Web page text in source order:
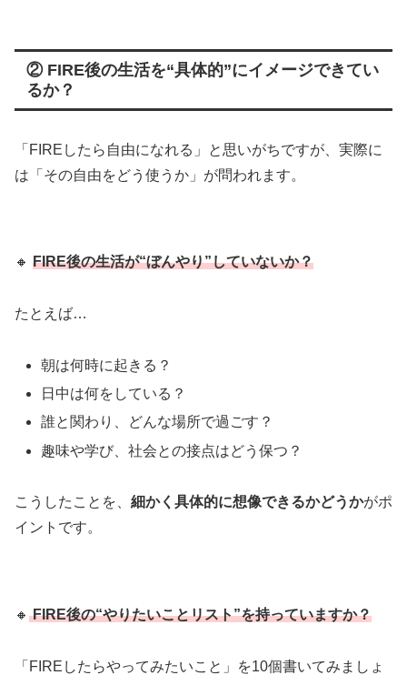
② FIRE後の生活を“具体的”にイメージできてい
るか？
「FIREしたら自由になれる」と思いがちですが、実際に
は「その自由をどう使うか」が問われます。
🔸 FIRE後の生活が“ぼんやり”していないか？
たとえば…
朝は何時に起きる？
日中は何をしている？
誰と関わり、どんな場所で過ごす？
趣味や学び、社会との接点はどう保つ？
こうしたことを、 細かく具体的に想像できるかどうかがポ
イントです。
🔸 FIRE後の“やりたいことリスト”を持っていますか？
「FIREしたらやってみたいこと」を10個書いてみましょ